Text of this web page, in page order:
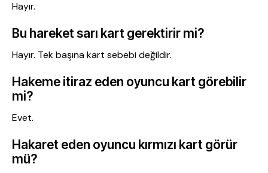
Hayır.
Bu hareket sarı kart gerektirir mi?
Hayır. Tek başına kart sebebi değildir.
Hakeme itiraz eden oyuncu kart görebilir
mi?
Evet.
Hakaret eden oyuncu kırmızı kart görür
mü?